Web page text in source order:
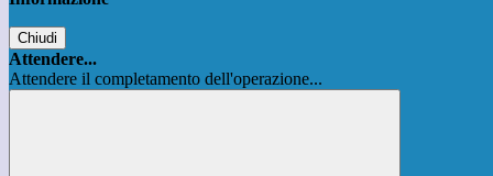
Chiudi
Attendere...
Attendere il completamento dell'operazione...